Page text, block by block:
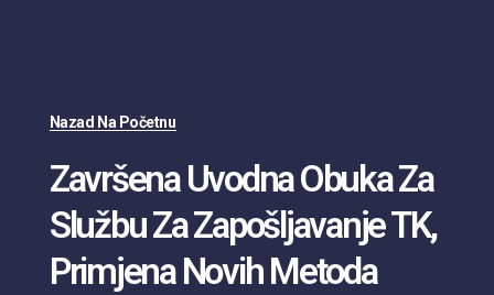
Nazad Na Početnu
Završena Uvodna Obuka Za
Službu Za Zapošljavanje TK,
Primjena Novih Metoda